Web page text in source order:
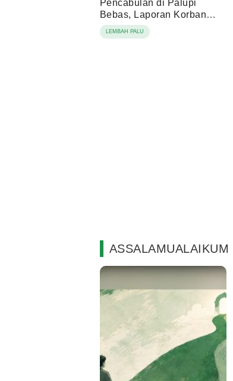
Pencabulan di Palupi
Bebas, Laporan Korban
Berujung Damai
LEMBAH PALU
ASSALAMUALAIKUM